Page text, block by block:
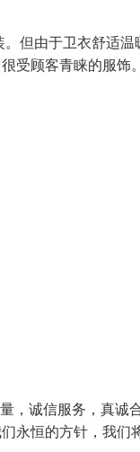
但由于卫衣舒适
受顾客青睐的服
，诚信服务，真诚
永恒的方针，我